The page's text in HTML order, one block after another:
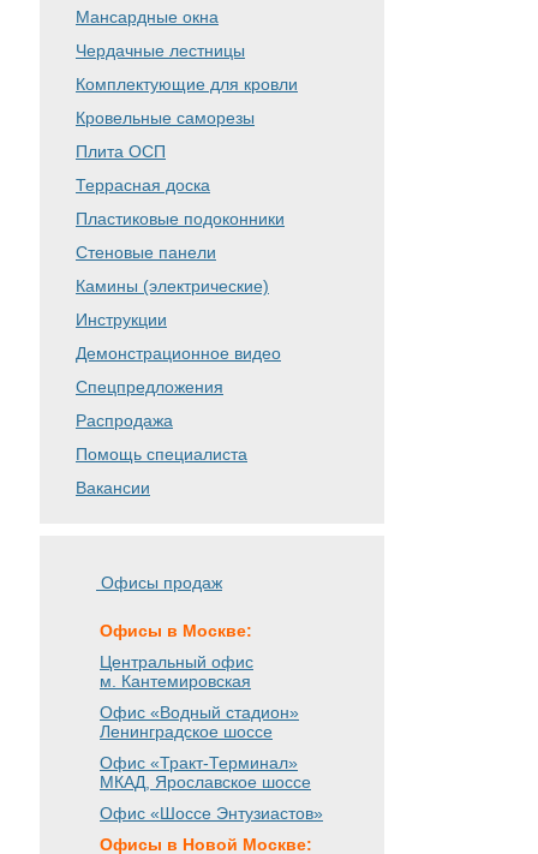
Мансардные окна
Чердачные лестницы
Комплектующие для кровли
Кровельные саморезы
Плита ОСП
Террасная доска
Пластиковые подоконники
Стеновые панели
Камины (электрические)
Инструкции
Демонстрационное видео
Спецпредложения
Распродажа
Помощь специалиста
Вакансии
Офисы продаж
Офисы в Москве:
Центральный офис
м. Кантемировская
Офис «Водный стадион»
Ленинградское шоссе
Офис «Тракт-Терминал»
МКАД, Ярославское шоссе
Офис «Шоссе Энтузиастов»
Офисы в Новой Москве: